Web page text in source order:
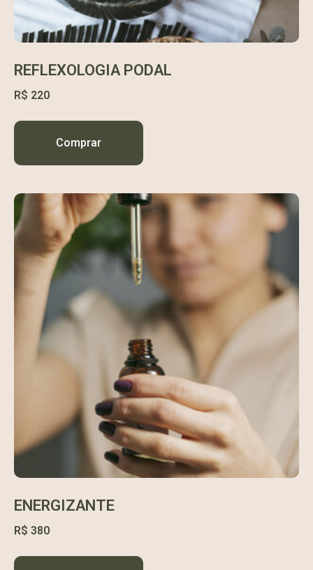
REFLEXOLOGIA PODAL
R$ 220
Comprar
ENERGIZANTE
R$ 380